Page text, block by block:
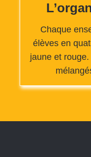
Chaque
élèves en
jaune et